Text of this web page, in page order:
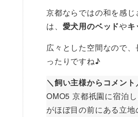
京都ならではの和を感
は、 愛犬用のベッドやキ
広々とした空間なので
ったりですね♪
＼飼い主様からコメント
OMO5 京都祇園に宿泊
がほぼ目の前にある立